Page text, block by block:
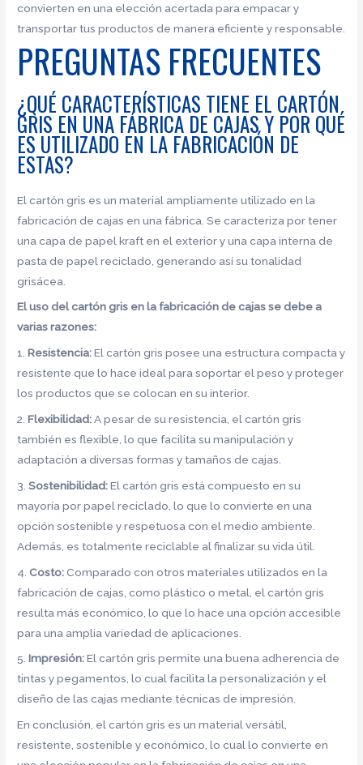
convierten en una elección acertada para empacar y
transportar tus productos de manera eficiente y responsable.
PREGUNTAS FRECUENTES
¿QUÉ CARACTERÍSTICAS TIENE EL CARTÓN
GRIS EN UNA FÁBRICA DE CAJAS Y POR QUÉ
ES UTILIZADO EN LA FABRICACIÓN DE
ESTAS?
El cartón gris es un material ampliamente utilizado en la
fabricación de cajas en una fábrica. Se caracteriza por tener
una capa de papel kraft en el exterior y una capa interna de
pasta de papel reciclado, generando así su tonalidad
grisácea.
El uso del cartón gris en la fabricación de cajas se debe a
varias razones:
1.Resistencia:El cartón gris posee una estructura compacta y
resistente que lo hace ideal para soportar el peso y proteger
los productos que se colocan en su interior.
2.Flexibilidad:A pesar de su resistencia, el cartón gris
también es flexible, lo que facilita su manipulación y
adaptación a diversas formas y tamaños de cajas.
3.Sostenibilidad:El cartón gris está compuesto en su
mayoría por papel reciclado, lo que lo convierte en una
opción sostenible y respetuosa con el medio ambiente.
Además, es totalmente reciclable al finalizar su vida útil.
4.Costo:Comparado con otros materiales utilizados en la
fabricación de cajas, como plástico o metal, el cartón gris
resulta más económico, lo que lo hace una opción accesible
para una amplia variedad de aplicaciones.
5.Impresión:El cartón gris permite una buena adherencia de
tintas y pegamentos, lo cual facilita la personalización y el
diseño de las cajas mediante técnicas de impresión.
En conclusión, el cartón gris es un material versátil,
resistente, sostenible y económico, lo cual lo convierte en